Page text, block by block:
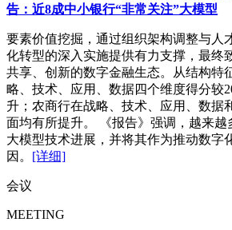
告：近8成中小银行“非常关注”大模型
要素价值挖掘，通过组织架构调整与人
化转型的深入实施提供有力支撑，最终
共享、创新的数字金融生态。从结构特
略、技术、应用、数据四个维度得分较
升；农商行在战略、技术、应用、数据
面均有所提升。 《报告》强调，越来越
大模型技术进展，并将其作为推动数字
因。 [详细]
会议
MEETING